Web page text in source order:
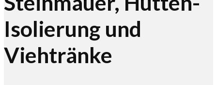
Isolierung und
Viehtränke